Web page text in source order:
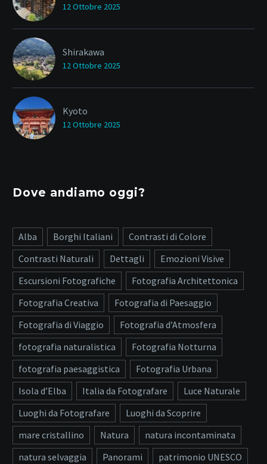
12 Ottobre 2025
Shirakawa
12 Ottobre 2025
Kyoto
12 Ottobre 2025
Dove andiamo oggi?
Alba Borghi Italiani
Contrasti di Colore
Contrasti Naturali
Dettagli
Emozioni Visive
Escursioni Fotografiche
Fotografia Architettonica
Fotografia Creativa
Fotografia di Paesaggio
Fotografia di Viaggio
Fotografia d’Atmosfera
fotografia naturalistica
Fotografia Notturna
fotografia paesaggistica
Fotografia Urbana
Isola d’Elba
Italia da Fotografare
Luce Naturale
Luoghi da Fotografare
Luoghi da Scoprire
mare cristallino
Natura
natura incontaminata
natura selvaggia
Panorami
patrimonio UNESCO